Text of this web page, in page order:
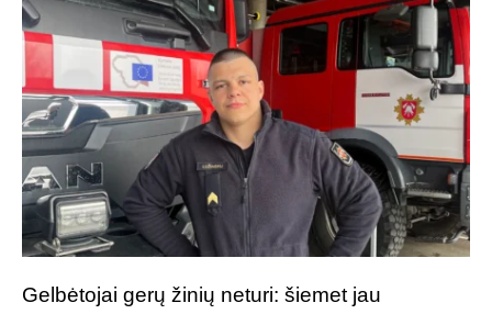
Gelbėtojai gerų žinių neturi: šiemet jau